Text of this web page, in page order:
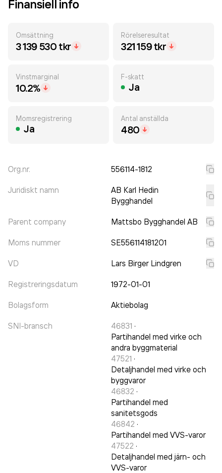
Finansiell info
Omsättning
3 139 530 tkr
Rörelseresultat
321 159 tkr
Vinstmarginal
10.2%
F-skatt
Ja
Momsregistrering
Ja
Antal anställda
480
Org.nr. 556114-1812
Juridiskt namn
AB Karl Hedin
Bygghandel
Parent company Mattsbo Bygghandel AB
Moms nummer SE556114181201
VD Lars Birger Lindgren
Registreringsdatum 1972-01-01
Bolagsform Aktiebolag
SNI-bransch 46831 ·
Partihandel med virke och
andra byggmaterial
47521 ·
Detaljhandel med virke och
byggvaror
46832 ·
Partihandel med
sanitetsgods
46842 ·
Partihandel med VVS-varor
47522 ·
Detaljhandel med järn- och
VVS-varor